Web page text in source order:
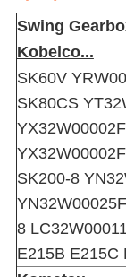
Swing
Kobelco...
SK60V
SK80CS
SK200-8
8
E215B E215C